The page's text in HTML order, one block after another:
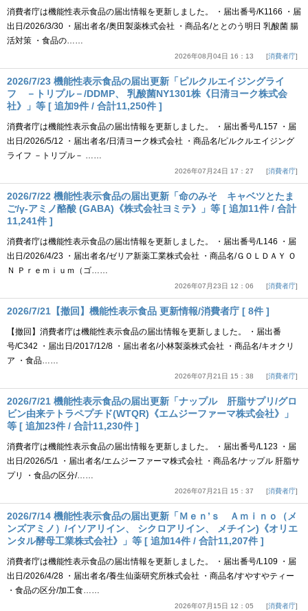
消費者庁は機能性表示食品の届出情報を更新しました。 ・届出番号/K1166 ・届
出日/2026/3/30 ・届出者名/奥田製薬株式会社 ・商品名/ととのう明日 乳酸菌 腸
活対策 ・食品の……
2026年08月04日 16：13 消費者庁
2026/7/23 機能性表示食品の届出更新「ピルクルエイジングライ
フ －トリプル－/DDMP、 乳酸菌NY1301株《日清ヨーク株式会
社》」等 [ 追加9件 / 合計11,250件 ]
消費者庁は機能性表示食品の届出情報を更新しました。 ・届出番号/L157 ・届
出日/2026/5/12 ・届出者名/日清ヨーク株式会社 ・商品名/ピルクルエイジング
ライフ －トリプル－ ……
2026年07月24日 17：27 消費者庁
2026/7/22 機能性表示食品の届出更新「命のみそ キャベツとたま
ご/γ-アミノ酪酸 (GABA)《株式会社ヨミテ》」等 [ 追加11件 / 合計
11,241件 ]
消費者庁は機能性表示食品の届出情報を更新しました。 ・届出番号/L146 ・届
出日/2026/4/23 ・届出者名/ゼリア新薬工業株式会社 ・商品名/ＧＯＬＤＡＹ Ｏ
Ｎ Ｐｒｅｍｉｕｍ（ゴ……
2026年07月23日 12：06 消費者庁
2026/7/21【撤回】機能性表示食品 更新情報/消費者庁 [ 8件 ]
【撤回】消費者庁は機能性表示食品の届出情報を更新しました。 ・届出番
号/C342 ・届出日/2017/12/8 ・届出者名/小林製薬株式会社 ・商品名/キオクリ
ア ・食品……
2026年07月21日 15：38 消費者庁
2026/7/21 機能性表示食品の届出更新「ナップル 肝脂サプリ/グロ
ビン由来テトラペプチド(WTQR)《エムジーファーマ株式会社》」
等 [ 追加23件 / 合計11,230件 ]
消費者庁は機能性表示食品の届出情報を更新しました。 ・届出番号/L123 ・届
出日/2026/5/1 ・届出者名/エムジーファーマ株式会社 ・商品名/ナップル 肝脂サ
プリ ・食品の区分/……
2026年07月21日 15：37 消費者庁
2026/7/14 機能性表示食品の届出更新「Ｍｅｎ’ｓ Ａｍｉｎｏ（メ
ンズアミノ）/イソアリイン、 シクロアリイン、 メチイン)《オリエ
ンタル酵母工業株式会社》」等 [ 追加14件 / 合計11,207件 ]
消費者庁は機能性表示食品の届出情報を更新しました。 ・届出番号/L109 ・届
出日/2026/4/28 ・届出者名/養生仙薬研究所株式会社 ・商品名/すやすやティー
・食品の区分/加工食……
2026年07月15日 12：05 消費者庁